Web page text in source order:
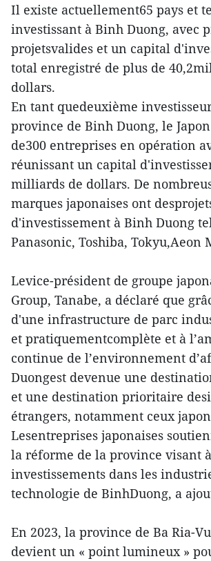
Il existe actuellement65 pays et
investissant à Binh Duong, avec
projetsvalides et un capital
total enregistré de plus de
dollars.
En tant quedeuxième
province de Binh Duong, le
de300 entreprises en opération
réunissant un capital
milliards de dollars. De
marques japonaises ont
d'investissement à Binh Duong
Panasonic, Toshiba, Tokyu,Aeon
Levice-président de groupe
Group, Tanabe, a déclaré que
d'une infrastructure de parc
et pratiquementcomplète et à
continue de l’environnement
Duongest devenue une
et une destination prioritaire
étrangers, notamment ceux
Lesentreprises japonaises
la réforme de la province visant
investissements dans les
technologie de BinhDuong, a
En 2023, la province de Ba Ria-
devient un « point lumineux »